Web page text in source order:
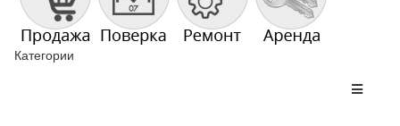
Категории